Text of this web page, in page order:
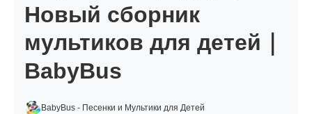
Новый сборник
мультиков для детей｜
BabyBus
BabyBus - Песенки и Мультики для Детей